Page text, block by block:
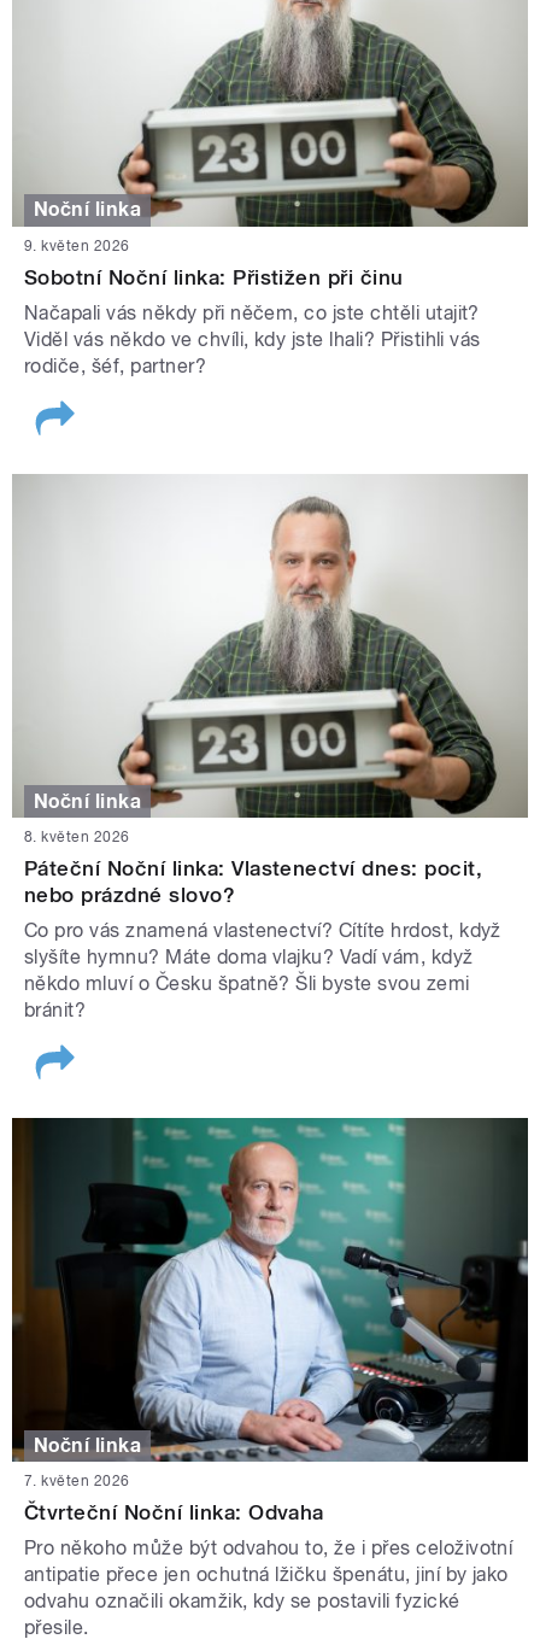
Noční linka
9. květen 2026
Sobotní Noční linka: Přistižen při činu
Načapali vás někdy při něčem, co jste chtěli utajit?
Viděl vás někdo ve chvíli, kdy jste lhali? Přistihli vás
rodiče, šéf, partner?
Noční linka
8. květen 2026
Páteční Noční linka: Vlastenectví dnes: pocit,
nebo prázdné slovo?
Co pro vás znamená vlastenectví? Cítíte hrdost, když
slyšíte hymnu? Máte doma vlajku? Vadí vám, když
někdo mluví o Česku špatně? Šli byste svou zemi
bránit?
Noční linka
7. květen 2026
Čtvrteční Noční linka: Odvaha
Pro někoho může být odvahou to, že i přes celoživotní
antipatie přece jen ochutná lžičku špenátu, jiní by jako
odvahu označili okamžik, kdy se postavili fyzické
přesile.